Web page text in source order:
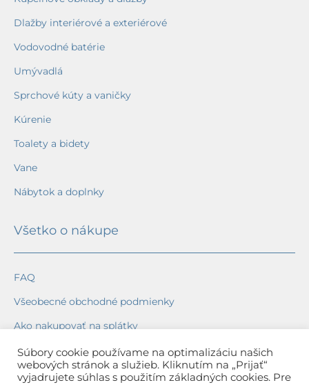
Dlažby interiérové a exteriérové
Vodovodné batérie
Umývadlá
Sprchové kúty a vaničky
Kúrenie
Toalety a bidety
Vane
Nábytok a doplnky
Všetko o nákupe
FAQ
Všeobecné obchodné podmienky
Ako nakupovať na splátky
Ochrana osobných údajov
Reklamačný poriadok
Súbory cookie používame na optimalizáciu našich
webových stránok a služieb. Kliknutím na „Prijať“
vyjadrujete súhlas s použitím základných cookies. Pre